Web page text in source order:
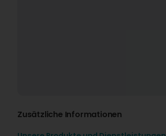
Zusätzliche Informationen